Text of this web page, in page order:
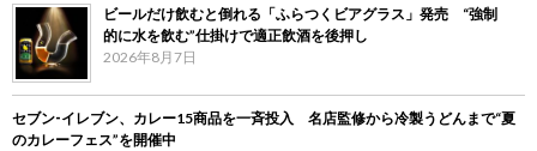
ビールだけ飲むと倒れる「ふらつくビアグラス」発売 “強制
的に水を飲む”仕掛けで適正飲酒を後押し
2026年8月7日
セブン‐イレブン、カレー15商品を一斉投入 名店監修から冷製うどんまで“夏
のカレーフェス”を開催中